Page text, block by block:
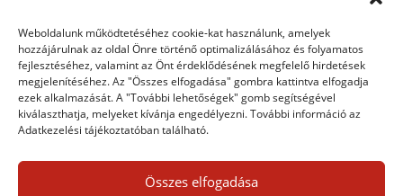
Weboldalunk működtetéséhez cookie-kat használunk, amelyek
hozzájárulnak az oldal Önre történő optimalizálásához és folyamatos
fejlesztéséhez, valamint az Önt érdeklődésének megfelelő hirdetések
megjelenítéséhez. Az "Összes elfogadása" gombra kattintva elfogadja
ezek alkalmazását. A "További lehetőségek" gomb segítségével
kiválaszthatja, melyeket kívánja engedélyezni. További információ az
Adatkezelési tájékoztatóban található.
Összes elfogadása
szövegszerkesztés template text Topaz trükkök
videó vintage
0 hozzászólás